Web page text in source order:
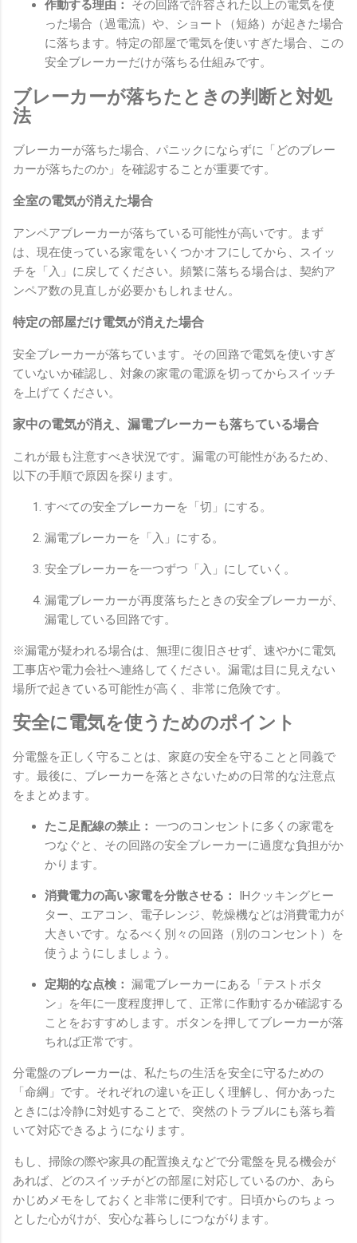
作動する理由：
その回路で許容された以上の電気を使
った場合（過電流）や、ショート（短絡）が起きた場合
に落ちます。特定の部屋で電気を使いすぎた場合、この
安全ブレーカーだけが落ちる仕組みです。
ブレーカーが落ちたときの判断と対処
法
ブレーカーが落ちた場合、パニックにならずに「どのブレー
カーが落ちたのか」を確認することが重要です。
全室の電気が消えた場合
アンペアブレーカーが落ちている可能性が高いです。まず
は、現在使っている家電をいくつかオフにしてから、スイッ
チを「入」に戻してください。頻繁に落ちる場合は、契約ア
ンペア数の見直しが必要かもしれません。
特定の部屋だけ電気が消えた場合
安全ブレーカーが落ちています。その回路で電気を使いすぎ
ていないか確認し、対象の家電の電源を切ってからスイッチ
を上げてください。
家中の電気が消え、漏電ブレーカーも落ちている場合
これが最も注意すべき状況です。漏電の可能性があるため、
以下の手順で原因を探ります。
すべての安全ブレーカーを「切」にする。
漏電ブレーカーを「入」にする。
安全ブレーカーを一つずつ「入」にしていく。
漏電ブレーカーが再度落ちたときの安全ブレーカーが、
漏電している回路です。
※漏電が疑われる場合は、無理に復旧させず、速やかに電気
工事店や電力会社へ連絡してください。漏電は目に見えない
場所で起きている可能性が高く、非常に危険です。
安全に電気を使うためのポイント
分電盤を正しく守ることは、家庭の安全を守ることと同義で
す。最後に、ブレーカーを落とさないための日常的な注意点
をまとめます。
たこ足配線の禁止： 一つのコンセントに多くの家電を
つなぐと、その回路の安全ブレーカーに過度な負担がか
かります。
消費電力の高い家電を分散させる：
IHクッキングヒー
ター、エアコン、電子レンジ、乾燥機などは消費電力が
大きいです。なるべく別々の回路（別のコンセント）を
使うようにしましょう。
定期的な点検： 漏電ブレーカーにある「テストボタ
ン」を年に一度程度押して、正常に作動するか確認する
ことをおすすめします。ボタンを押してブレーカーが落
ちれば正常です。
分電盤のブレーカーは、私たちの生活を安全に守るための
「命綱」です。それぞれの違いを正しく理解し、何かあった
ときには冷静に対処することで、突然のトラブルにも落ち着
いて対応できるようになります。
もし、掃除の際や家具の配置換えなどで分電盤を見る機会が
あれば、どのスイッチがどの部屋に対応しているのか、あら
かじめメモをしておくと非常に便利です。日頃からのちょっ
とした心がけが、安心な暮らしにつながります。